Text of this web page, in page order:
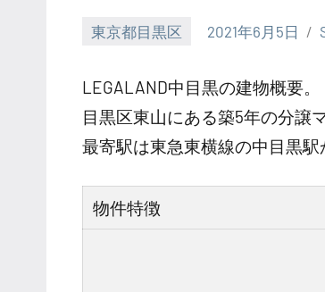
東京都目黒区 2021年6月5日
LEGALAND中目黒の建物概要。
目黒区東山にある築5年の分譲
最寄駅は東急東横線の中目黒駅
物件特徴